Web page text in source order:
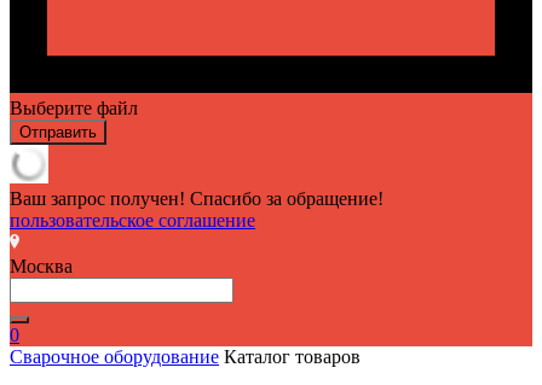
Выберите файл
Отправить
Ваш запрос получен! Спасибо за обращение!
пользовательское соглашение
Москва
0
Сварочное оборудование Каталог товаров